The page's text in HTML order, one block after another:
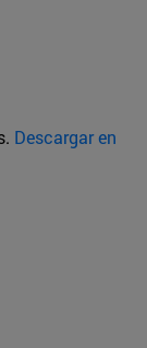
Descargar en